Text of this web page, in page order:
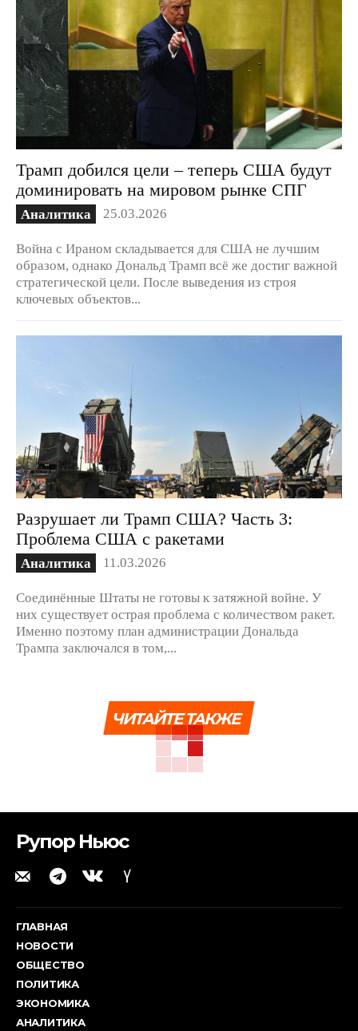
Трамп добился цели – теперь США будут
доминировать на мировом рынке СПГ
Аналитика 25.03.2026
Война с Ираном складывается для США не лучшим
образом, однако Дональд Трамп всё же достиг важной
стратегической цели. После выведения из строя
ключевых объектов...
Разрушает ли Трамп США? Часть 3:
Проблема США с ракетами
Аналитика 11.03.2026
Соединённые Штаты не готовы к затяжной войне. У
них существует острая проблема с количеством ракет.
Именно поэтому план администрации Дональда
Трампа заключался в том,...
ЧИТАЙТЕ ТАКЖЕ
Рупор Ньюс
ГЛАВНАЯ
НОВОСТИ
ОБЩЕСТВО
ПОЛИТИКА
ЭКОНОМИКА
АНАЛИТИКА